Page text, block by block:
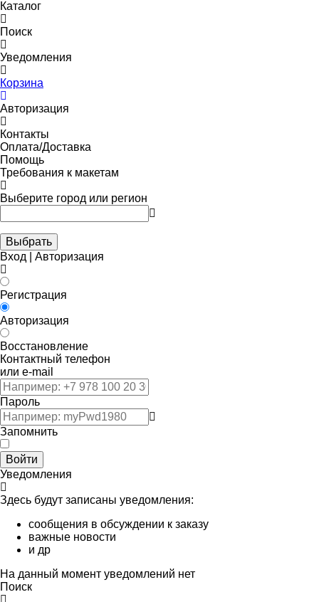
Каталог
Поиск
Уведомления
Корзина
Авторизация
Контакты
Оплата/Доставка
Помощь
Требования к макетам
Выберите город или регион
Выбрать
Вход | Авторизация
Регистрация
Авторизация
Восстановление
Контактный телефон
или e-mail
Пароль
Запомнить
Войти
Уведомления
Здесь будут записаны уведомления:
сообщения в обсуждении к заказу
важные новости
и др
На данный момент уведомлений нет
Поиск